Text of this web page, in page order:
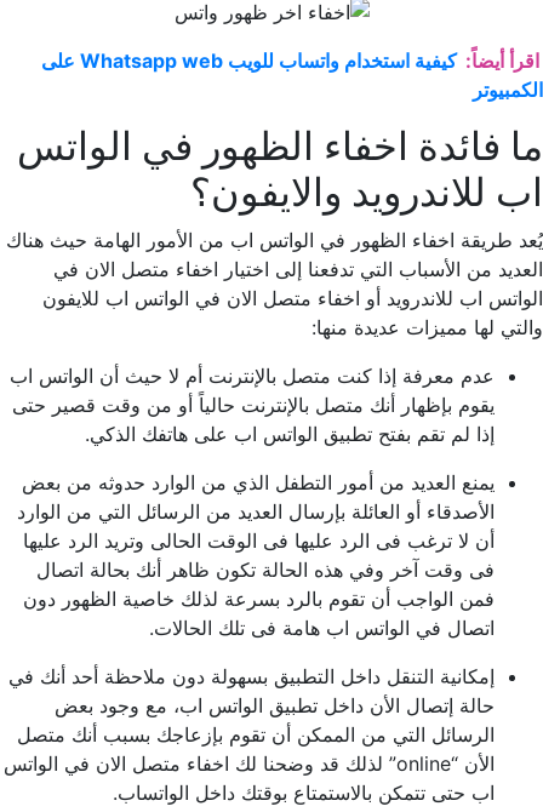
اقرأ أيضاً:
كيفية استخدام واتساب للويب Whatsapp web على
الكمبيوتر
ما فائدة اخفاء الظهور في الواتس
اب للاندرويد والايفون؟
يُعد طريقة اخفاء الظهور في الواتس اب من الأمور الهامة حيث هناك
العديد من الأسباب التي تدفعنا إلى اختيار اخفاء متصل الان في
الواتس اب للاندرويد أو اخفاء متصل الان في الواتس اب للايفون
والتي لها مميزات عديدة منها:
عدم معرفة إذا كنت متصل بالإنترنت أم لا حيث أن الواتس اب
يقوم بإظهار أنك متصل بالإنترنت حالياً أو من وقت قصير حتى
إذا لم تقم بفتح تطبيق الواتس اب على هاتفك الذكي.
يمنع العديد من أمور التطفل الذي من الوارد حدوثه من بعض
الأصدقاء أو العائلة بإرسال العديد من الرسائل التي من الوارد
أن لا ترغب فى الرد عليها فى الوقت الحالى وتريد الرد عليها
فى وقت آخر وفي هذه الحالة تكون ظاهر أنك بحالة اتصال
فمن الواجب أن تقوم بالرد بسرعة لذلك خاصية الظهور دون
اتصال في الواتس اب هامة فى تلك الحالات.
إمكانية التنقل داخل التطبيق بسهولة دون ملاحظة أحد أنك في
حالة إتصال الأن داخل تطبيق الواتس اب، مع وجود بعض
الرسائل التي من الممكن أن تقوم بإزعاجك بسبب أنك متصل
الأن “online” لذلك قد وضحنا لك اخفاء متصل الان في الواتس
اب حتى تتمكن بالاستمتاع بوقتك داخل الواتساب.